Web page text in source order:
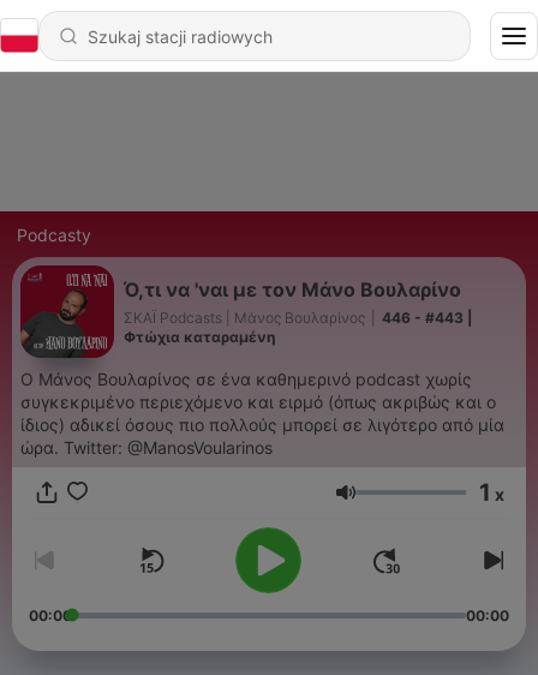
Podcasty
Ό,τι να 'ναι με τον Μάνο Βουλαρίνο
ΣΚΑΪ Podcasts | Μάνος Βουλαρίνος
446 - #443 |
Φτώχια καταραμένη
Ο Μάνος Βουλαρίνος σε ένα καθημερινό podcast χωρίς
συγκεκριμένο περιεχόμενο και ειρμό (όπως ακριβώς και ο
ίδιος) αδικεί όσους πιο πολλούς μπορεί σε λιγότερο από μία
ώρα. Twitter: @ManosVoularinos
Głośność 1 x
00:00 00:00